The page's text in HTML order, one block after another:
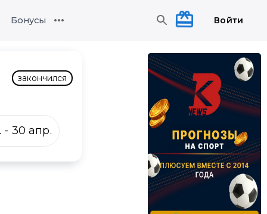
Бонусы Войти
закончился
- 30 апр.